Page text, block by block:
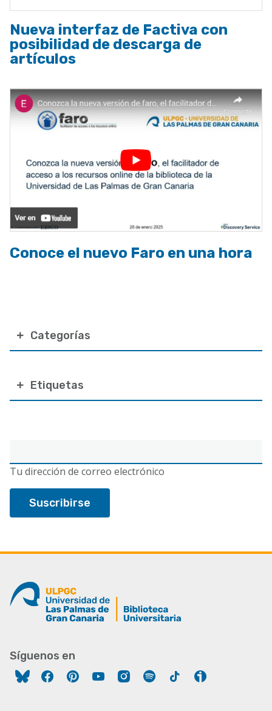
electrónico
Tu dirección de correo electrónico
Categorías
Etiquetas
Nueva interfaz de Factiva con
posibilidad de descarga de
artículos
Conoce el nuevo Faro en una hora
Síguenos en
FacebookPinterestYouTubeInstagram
Spotify Tiktok